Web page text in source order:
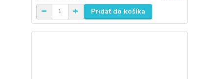
Pridať do košíka